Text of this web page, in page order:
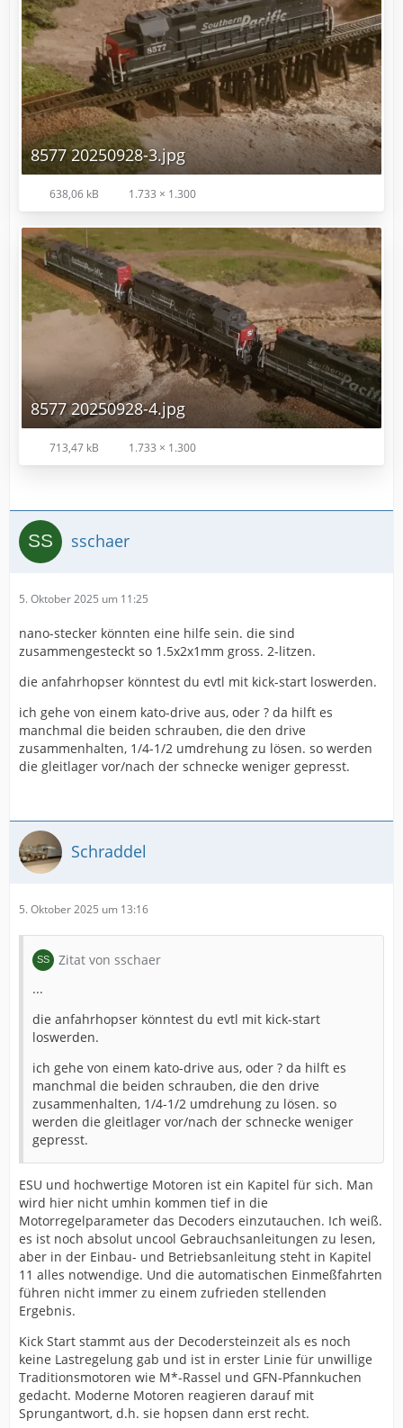
8577 20250928-3.jpg
638,06 kB 1.733 × 1.300
8577 20250928-4.jpg
713,47 kB 1.733 × 1.300
sschaer
5. Oktober 2025 um 11:25
nano-stecker könnten eine hilfe sein. die sind
zusammengesteckt so 1.5x2x1mm gross. 2-litzen.
die anfahrhopser könntest du evtl mit kick-start loswerden.
ich gehe von einem kato-drive aus, oder ? da hilft es
manchmal die beiden schrauben, die den drive
zusammenhalten, 1/4-1/2 umdrehung zu lösen. so werden
die gleitlager vor/nach der schnecke weniger gepresst.
Schraddel
5. Oktober 2025 um 13:16
Zitat von sschaer
...
die anfahrhopser könntest du evtl mit kick-start
loswerden.
ich gehe von einem kato-drive aus, oder ? da hilft es
manchmal die beiden schrauben, die den drive
zusammenhalten, 1/4-1/2 umdrehung zu lösen. so
werden die gleitlager vor/nach der schnecke weniger
gepresst.
ESU und hochwertige Motoren ist ein Kapitel für sich. Man
wird hier nicht umhin kommen tief in die
Motorregelparameter das Decoders einzutauchen. Ich weiß.
es ist noch absolut uncool Gebrauchsanleitungen zu lesen,
aber in der Einbau- und Betriebsanleitung steht in Kapitel
11 alles notwendige. Und die automatischen Einmeßfahrten
führen nicht immer zu einem zufrieden stellenden
Ergebnis.
Kick Start stammt aus der Decodersteinzeit als es noch
keine Lastregelung gab und ist in erster Linie für unwillige
Traditionsmotoren wie M*-Rassel und GFN-Pfannkuchen
gedacht. Moderne Motoren reagieren darauf mit
Sprungantwort, d.h. sie hopsen dann erst recht.